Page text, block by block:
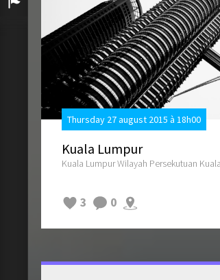
Thursday 27 august 2015 à 18h00
Kuala Lumpur
Kuala Lumpur Wilayah Persekutuan
3 0